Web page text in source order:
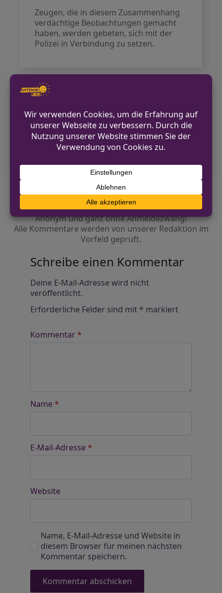
Zeugen, die in diesem Zusammenhang
verdächtige Beobachtungen gemacht
haben, werden gebeten, sich mit der
Polizei in Verbindung zu setzen.
VORHERIGER BEITRAG
Öffentlichkeitsfahndung nach EC-Karten-
NÄCHSTER BEITRAG
Zwei Männer wegen gewerbsmäßiger
Hehlerei festgenommen
Diskutiere mit!
Anonym und ganz ohne Anmeldezwang!
Alle Kommentare werden von unserer Redaktion im
Vorfeld geprüft.
Schreibe einen Kommentar
Deine E-Mail-Adresse wird nicht
veröffentlicht.
Erforderliche Felder sind mit* markiert
Kommentar*
Name *
E-Mail-Adresse *
Website
Name, E-Mail-Adresse und Website in
diesem Browser für meinen nächsten
Kommentar speichern.